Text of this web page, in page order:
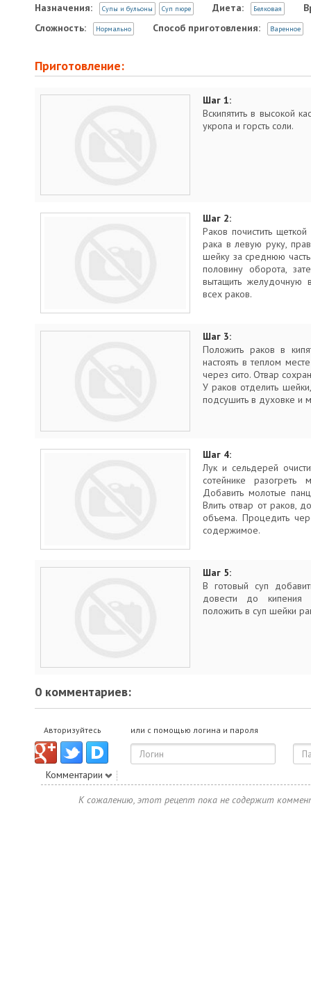
Назначения: Супы и бульоны Суп пюре Диета: Белковая
Сложность:
Нормально Способ приготовления: Варенное
Приготовление:
Шаг 1:
Вскипятить в высокой
укропа и горсть соли.
Шаг 2:
Раков почистить
рака в левую руку,
шейку за среднюю
половину оборота,
вытащить желудочную
всех раков.
Шаг 3:
Положить раков в
настоять в теплом
через сито. Отвар
У раков отделить
подсушить в духовке и
Шаг 4:
Лук и сельдерей
сотейнике
Добавить молотые
Влить отвар от раков,
объема. Процедить
содержимое.
Шаг 5:
В готовый суп
довести до кипения
положить в суп шейки
0 комментариев:
Авторизуйтесь или с помощью логина и пароля
Комментарии
К сожалению, этот рецепт пока не содержит